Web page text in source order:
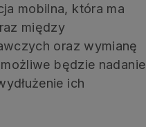
mobilna, która ma
między
oraz wymianę
będzie nadanie
ich